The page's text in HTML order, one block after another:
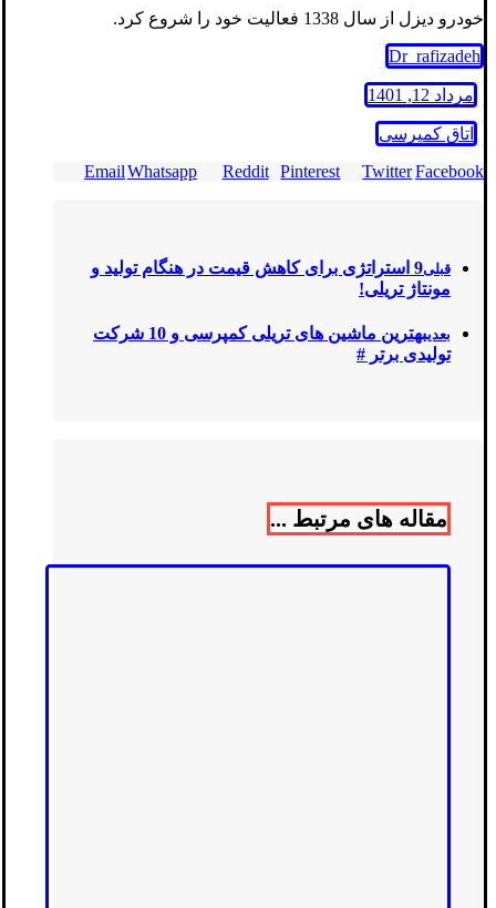
خودرو دیزل از سال 1338 فعالیت خود را شروع کرد.
Dr_rafizadeh
مرداد 12, 1401
اتاق کمپرسی
Facebook
Twitter
Pinterest
Reddit
Whatsapp
Email
قبلی
9 استراتژی برای کاهش قیمت در هنگام تولید و
مونتاژ تریلی!
بعدی
بهترین ماشین های تریلی کمپرسی و 10 شرکت
تولیدی برتر #
مقاله های مرتبط ...